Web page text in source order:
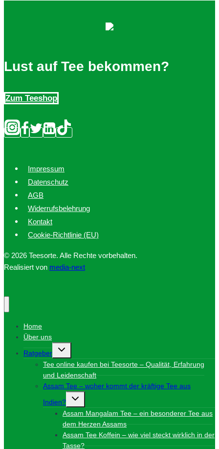
der
Lust auf Tee bekommen?
Zum Teeshop
Impressum
Datenschutz
AGB
Widerrufsbelehrung
Kontakt
Cookie-Richtlinie (EU)
© 2026 Teesorte. Alle Rechte vorbehalten.
Realisiert von media-next
Home
Über uns
Ratgeber
Untermenü
Tee online kaufen bei Teesorte – Qualität, Erfahrung
und Leidenschaft
Assam Tee – woher kommt der kräftige Tee aus
Indien?
Untermenü
Assam Mangalam Tee – ein besonderer Tee aus
dem Herzen Assams
Assam Tee Koffein – wie viel steckt wirklich in der
Tasse?